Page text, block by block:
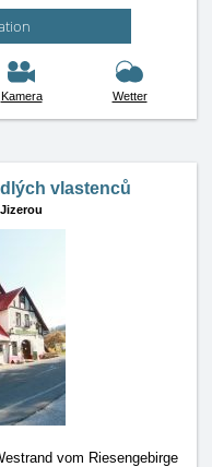
Kamera Wetter
vlastenců
vom Riesengebirge